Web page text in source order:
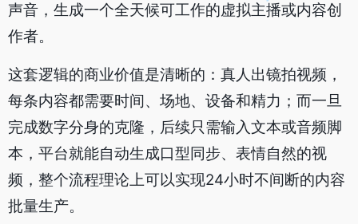
声音，生成一个全天候可工作的虚拟主播或内容创
作者。
这套逻辑的商业价值是清晰的：真人出镜拍视频，
每条内容都需要时间、场地、设备和精力；而一旦
完成数字分身的克隆，后续只需输入文本或音频脚
本，平台就能自动生成口型同步、表情自然的视
频，整个流程理论上可以实现24小时不间断的内容
批量生产。